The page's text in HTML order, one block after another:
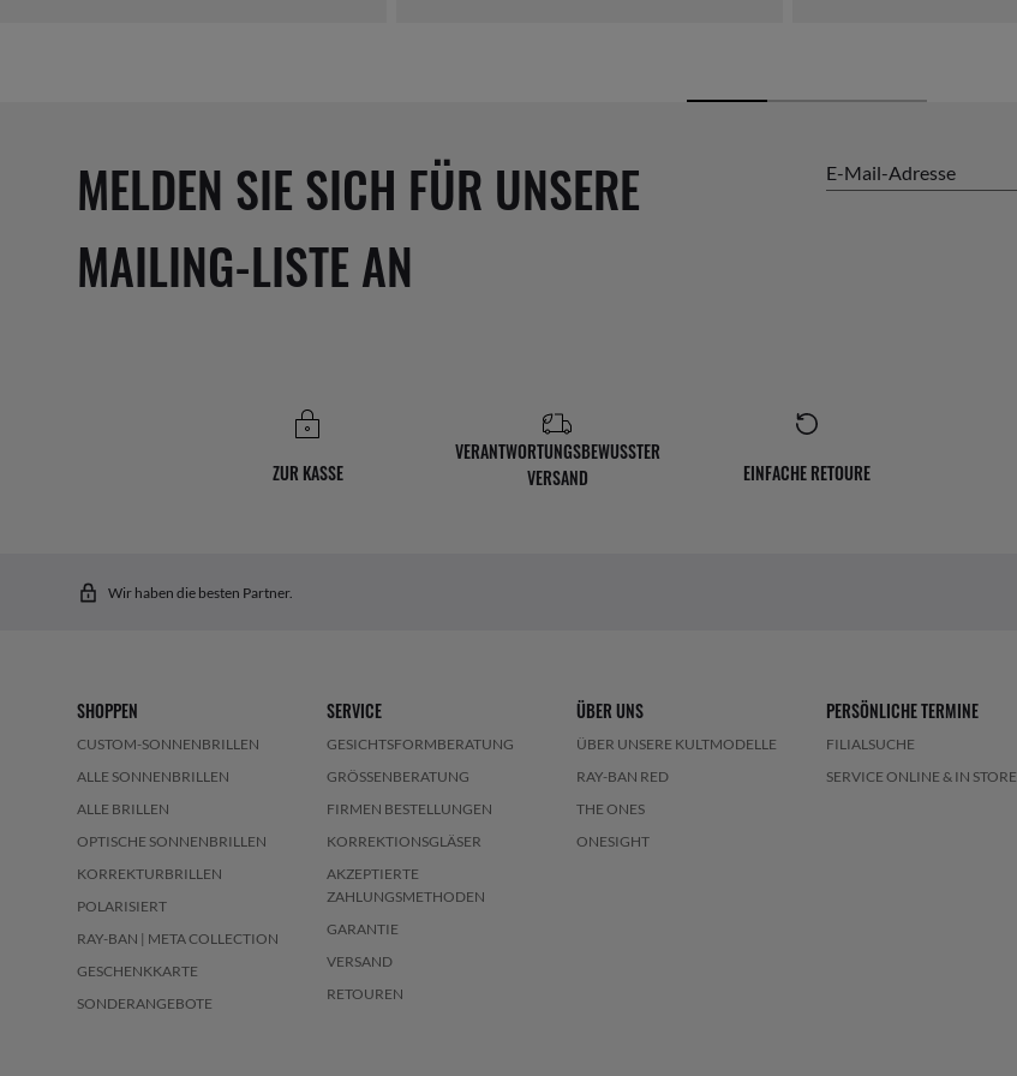
MELDEN SIE SICH FÜR UNSERE
MAILING-LISTE AN
E-Mail-Adresse
ZUR KASSE
VERANTWORTUNGSBEWUSSTER
VERSAND
EINFACHE RETOURE
Wir haben die besten Partner.
SHOPPEN
CUSTOM-SONNENBRILLEN
ALLE SONNENBRILLEN
ALLE BRILLEN
OPTISCHE SONNENBRILLEN
KORREKTURBRILLEN
POLARISIERT
RAY-BAN | META COLLECTION
GESCHENKKARTE
SONDERANGEBOTE
SERVICE
GESICHTSFORMBERATUNG
GRÖSSENBERATUNG
FIRMEN BESTELLUNGEN
KORREKTIONSGLÄSER
AKZEPTIERTE
ZAHLUNGSMETHODEN
GARANTIE
VERSAND
RETOUREN
ÜBER UNS
ÜBER UNSERE KULTMODELLE
RAY-BAN RED
THE ONES
ONESIGHT
PERSÖNLICHE TERMINE
FILIALSUCHE
SERVICE ONLINE & IN STORE